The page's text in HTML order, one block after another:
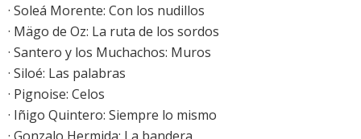
· Soleá Morente: Con los nudillos
· Mägo de Oz: La ruta de los sordos
· Santero y los Muchachos: Muros
· Siloé: Las palabras
· Pignoise: Celos
· Iñigo Quintero: Siempre lo mismo